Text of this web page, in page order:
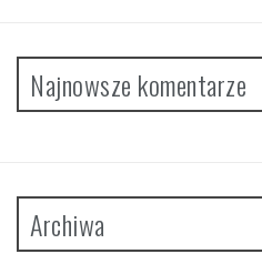
Najnowsze komentarze
Archiwa